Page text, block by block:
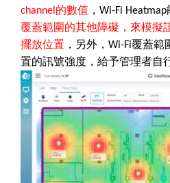
channel 的數值 ， Wi-Fi Heatmap
覆蓋範圍的其他障礙，來模擬
擺放位置 ，另外， Wi-Fi覆蓋範
置的訊號強度，給予管理者自